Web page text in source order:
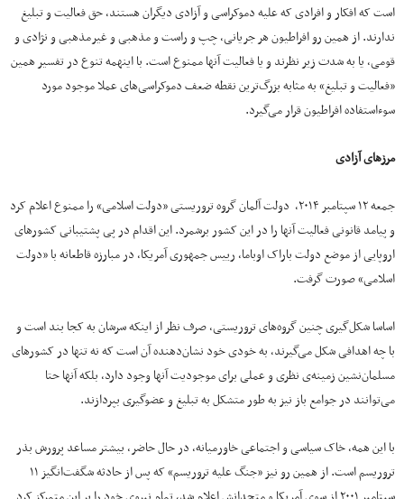
است که افکار و افرادی که علیه دموکراسی و آزادی دیگران هستند، حق فعالیت و تبلیغ
ندارند. از همین رو افراطیون هر جریانی، چپ و راست و مذهبی و غیرمذهبی و نژادی و
قومی، یا به شدت زیر نظرند و یا فعالیت آنها ممنوع است. با اینهمه تنوع در تفسیر همین
«فعالیت و تبلیغ» به مثابه بزرگ‌ترین نقطه ضعف دموکراسی‌های عملا موجود مورد
سوءاستفاده افراطیون قرار می‌گیرد.
مرزهای آزادی
جمعه ۱۲ سپتامبر ۲۰۱۴، دولت آلمان گروه تروریستی «دولت اسلامی» را ممنوع اعلام کرد
و پیامد قانونی فعالیت آنها را در این کشور برشمرد. این اقدام در پی پشتیبانی کشورهای
اروپایی از موضع دولت باراک اوباما، رییس جمهوری آمریکا، در مبارزه قاطعانه با «دولت
اسلامی» صورت گرفت.
اساسا شکل‌گیری چنین گروه‌های تروریستی، صرف نظر از اینکه سرشان به کجا بند است و
با چه اهدافی شکل می‌گیرند، به خودی خود نشان‌دهنده آن است که نه تنها در کشورهای
مسلمان‌نشین زمینه‌ی نظری و عملی برای موجودیت آنها وجود دارد، بلکه آنها حتا
می‌توانند در جوامع باز نیز به طور متشکل به تبلیغ و عضوگیری بپردازند.
با این همه، خاک سیاسی و اجتماعی خاورمیانه، در حال حاضر، بیشتر مساعد پرورش بذر
تروریسم است. از همین رو نیز «جنگ علیه تروریسم» که پس از حادثه شگفت‌انگیز ۱۱